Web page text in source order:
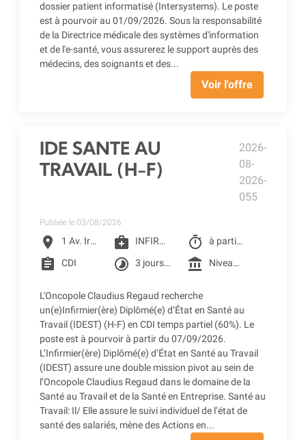
dossier patient informatisé (Intersystems). Le poste
est à pourvoir au 01/09/2026. Sous la responsabilité
de la Directrice médicale des systèmes d'information
et de l'e-santé, vous assurerez le support auprès des
médecins, des soignants et des...
Voir l'offre
IDE SANTE AU
TRAVAIL (H-F)
2026-
08-
2026-
055
Publiée le 03/08/2026
location_on 1 Av. Irène Joliot-Curie, Toulouse medical_services INFIRMIER D.E timer à partir du 07/09/2026
assignment CDI timelapse 3 jours par semaine : mercredi, jeudi, vendredi account_balance Niveau 4F1 selon la grille conventionnelle des CLCC (1 455.49 € Brut à 60%) + Prime SEGUR 1&2 + Reprise ancienneté
L'Oncopole Claudius Regaud recherche
un(e)Infirmier(ère) Diplômé(e) d’État en Santé au
Travail (IDEST) (H-F) en CDI temps partiel (60%). Le
poste est à pourvoir à partir du 07/09/2026.
L’Infirmier(ère) Diplômé(e) d’État en Santé au Travail
(IDEST) assure une double mission pivot au sein de
l’Oncopole Claudius Regaud dans le domaine de la
Santé au Travail et de la Santé en Entreprise. Santé au
Travail: Il/ Elle assure le suivi individuel de l’état de
santé des salariés, mène des Actions en...